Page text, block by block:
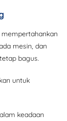
mesin, dan
bagus.
untuk
keadaan